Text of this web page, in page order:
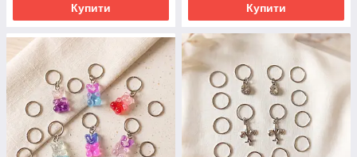
Купити Купити